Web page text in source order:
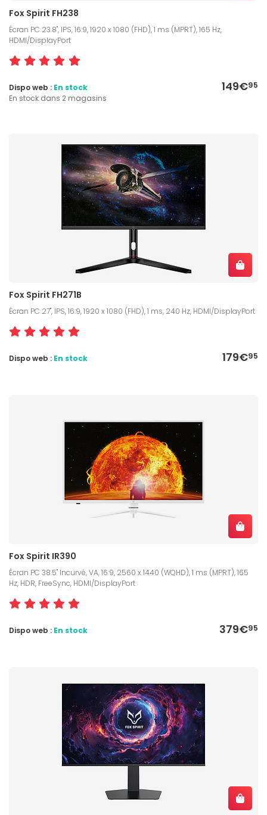
Fox Spirit FH238
Écran PC 23.8", IPS, 16:9, 1920 x 1080 (FHD), 1 ms (MPRT), 165 Hz,
HDMI/DisplayPort
149€95
Dispo web : En stock
En stock dans 2 magasins
Fox Spirit FH271B
Écran PC 27", IPS, 16:9, 1920 x 1080 (FHD), 1 ms, 240 Hz, HDMI/DisplayPort
179€95
Dispo web : En stock
Fox Spirit IR390
Écran PC 38.5" Incurvé, VA, 16:9, 2560 x 1440 (WQHD), 1 ms (MPRT), 165
Hz, HDR, FreeSync, HDMI/DisplayPort
379€95
Dispo web : En stock